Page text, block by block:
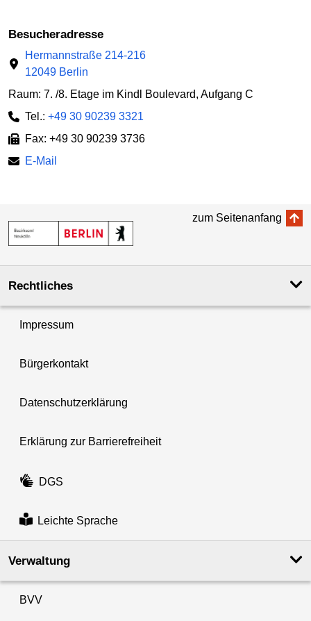
Besucheradresse
Hermannstraße 214-216
12049 Berlin
Raum: 7. /8. Etage im Kindl Boulevard, Aufgang C
Tel.: +49 30 90239 3321
Fax: +49 30 90239 3736
E-Mail
zum Seitenanfang
Rechtliches
Impressum
Bürgerkontakt
Datenschutzerklärung
Erklärung zur Barrierefreiheit
DGS
Leichte Sprache
Verwaltung
BVV